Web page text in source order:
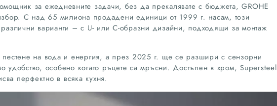
за ежедневните задачи, без да прекалявате с бюджета, GROHE
С над 65 милиона продадени единици от 1999 г. насам, този
варианти – с U- или C-образни дизайни, подходящи за монтаж
пестене на вода и енергия, а през 2025 г. ще се разшири с сензорни
удобство, особено когато ръцете са мръсни. Достъпен в хром, Supersteel
перфектно в всяка кухня.